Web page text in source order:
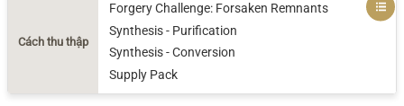
Cách thu thập
Forgery Challenge: Forsaken Remnants
Synthesis - Purification
Synthesis - Conversion
Supply Pack